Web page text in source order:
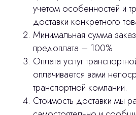
учетом особенностей и
доставки конкретного
Минимальная сумма
предоплата – 100%
Оплата услуг
оплачивается вами
транспортной компании.
Стоимость доставки мы
Отправить вопрос
Нажимая на кнопку «Отправить
вы соглашаетесь с политикой
сделано
3D печать
Лицензирование
Изготовление хирургических шаблонов
Политика конфиденциальности
stasicus